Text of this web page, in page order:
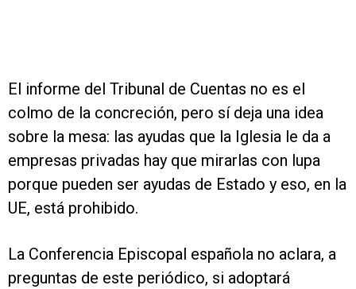
El informe del Tribunal de Cuentas no es el
colmo de la concreción, pero sí deja una idea
sobre la mesa: las ayudas que la Iglesia le da a
empresas privadas hay que mirarlas con lupa
porque pueden ser ayudas de Estado y eso, en la
UE, está prohibido.
La Conferencia Episcopal española no aclara, a
preguntas de este periódico, si adoptará